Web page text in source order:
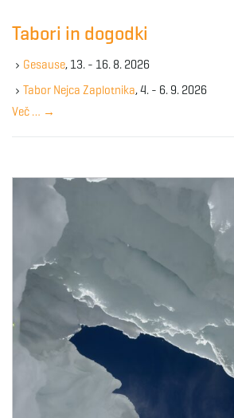
e
y
w
r
Tabori in dogodki
Gesause, 13. - 16. 8. 2026
Tabor Nejca Zaplotnika, 4. - 6. 9. 2026
Več … →